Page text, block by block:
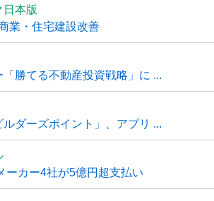
日本版
業・住宅建設改善
勝てる不動産投資戦略」に ...
ダーズポイント」、アプリ ...
ーカー4社が5億円超支払い